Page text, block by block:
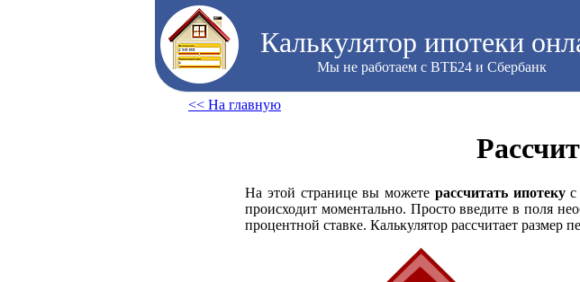
Калькулятор ипотеки
Мы не работаем с ВТБ24 и Сбербанк
<< На главную
На этой странице вы можете рассчитать ипотекус
происходит моментально. Просто введите в поля
процентной ставке. Калькулятор рассчитает